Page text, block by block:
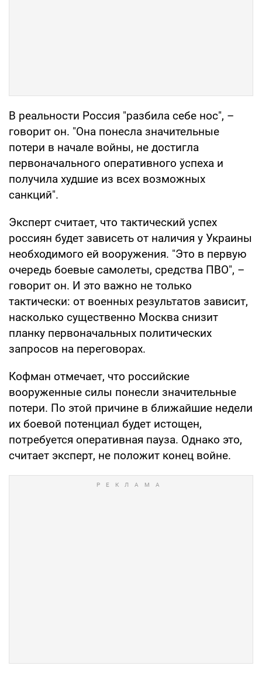
В реальности Россия "разбила себе нос", –
говорит он. "Она понесла значительные
потери в начале войны, не достигла
первоначального оперативного успеха и
получила худшие из всех возможных
санкций".
Эксперт считает, что тактический успех
россиян будет зависеть от наличия у Украины
необходимого ей вооружения. "Это в первую
очередь боевые самолеты, средства ПВО", –
говорит он. И это важно не только
тактически: от военных результатов зависит,
насколько существенно Москва снизит
планку первоначальных политических
запросов на переговорах.
Кофман отмечает, что российские
вооруженные силы понесли значительные
потери. По этой причине в ближайшие недели
их боевой потенциал будет истощен,
потребуется оперативная пауза. Однако это,
считает эксперт, не положит конец войне.